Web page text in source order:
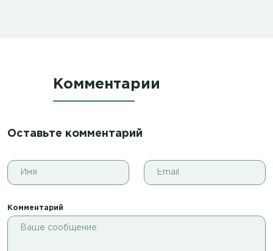
Комментарии
Оставьте комментарий
Комментарий